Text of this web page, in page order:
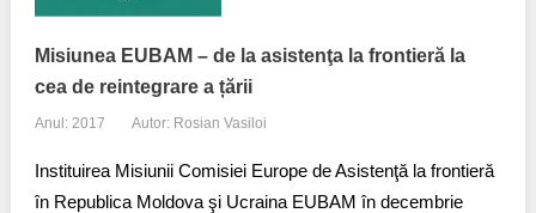
Misiunea EUBAM – de la asistenţa la frontieră la
cea de reintegrare a țării
Anul: 2017 Autor: Rosian Vasiloi
Instituirea Misiunii Comisiei Europe de Asistenţă la frontieră
în Republica Moldova şi Ucraina EUBAM în decembrie